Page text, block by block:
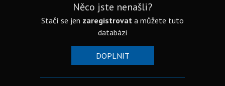
Něco jste nenašli?
Stačí se jen zaregistrovat a můžete tuto
databázi
DOPLNIT